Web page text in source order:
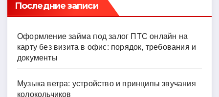
Последние записи
Оформление займа под залог ПТС онлайн на
карту без визита в офис: порядок, требования и
документы
Музыка ветра: устройство и принципы звучания
колокольчиков